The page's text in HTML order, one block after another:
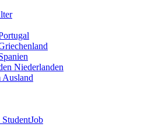
Niederlanden
Ausland